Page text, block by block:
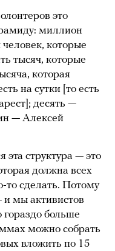
это
миллион
человек, которые
тысяч, которые
которая
на сутки [то есть
десять —
— Алексей
эта структура — это
должна всех
то сделать. Потому
и мы активистов
больше
можно собрать
вложить по 15